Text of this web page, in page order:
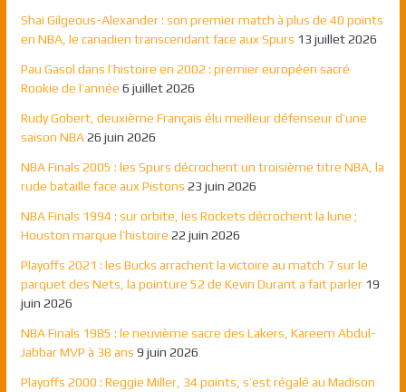
Shai Gilgeous-Alexander : son premier match à plus de 40 points
en NBA, le canadien transcendant face aux Spurs 13 juillet 2026
Pau Gasol dans l’histoire en 2002 : premier européen sacré
Rookie de l’année 6 juillet 2026
Rudy Gobert, deuxième Français élu meilleur défenseur d’une
saison NBA 26 juin 2026
NBA Finals 2005 : les Spurs décrochent un troisième titre NBA, la
rude bataille face aux Pistons 23 juin 2026
NBA Finals 1994 : sur orbite, les Rockets décrochent la lune ;
Houston marque l’histoire 22 juin 2026
Playoffs 2021 : les Bucks arrachent la victoire au match 7 sur le
parquet des Nets, la pointure 52 de Kevin Durant a fait parler 19
juin 2026
NBA Finals 1985 : le neuvième sacre des Lakers, Kareem Abdul-
Jabbar MVP à 38 ans 9 juin 2026
Playoffs 2000 : Reggie Miller, 34 points, s’est régalé au Madison